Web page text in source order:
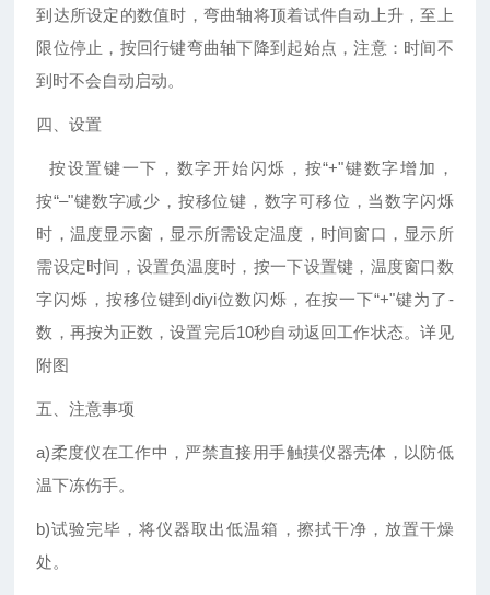
到达所设定的数值时，弯曲轴将顶着试件自动上升，至上
限位停止，按回行键弯曲轴下降到起始点，注意：时间不
到时不会自动启动。
四、设置
按设置键一下，数字开始闪烁，按“+"键数字增加，
按“–"键数字减少，按移位键，数字可移位，当数字闪烁
时，温度显示窗，显示所需设定温度，时间窗口，显示所
需设定时间，设置负温度时，按一下设置键，温度窗口数
字闪烁，按移位键到diyi位数闪烁，在按一下“+"键为了-
数，再按为正数，设置完后10秒自动返回工作状态。详见
附图
五、注意事项
a)柔度仪在工作中，严禁直接用手触摸仪器壳体，以防低
温下冻伤手。
b)试验完毕，将仪器取出低温箱，擦拭干净，放置干燥
处。